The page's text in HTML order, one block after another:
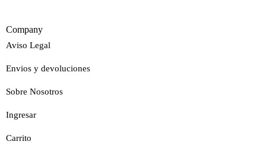
Company
Aviso Legal
Envios y devoluciones
Sobre Nosotros
Ingresar
Carrito